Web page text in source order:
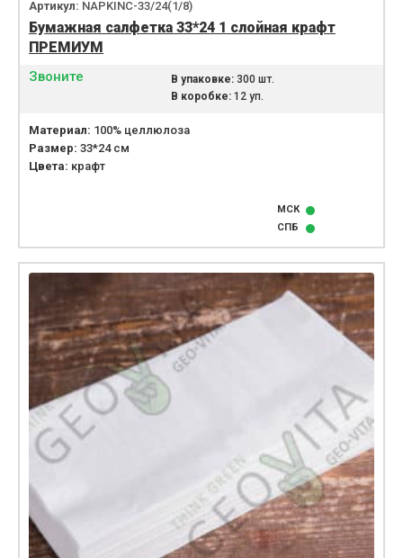
Артикул: NAPKINC-33/24(1/8)
Бумажная салфетка 33*24 1 слойная крафт
ПРЕМИУМ
Звоните В упаковке:300 шт.
В коробке:12 уп.
Материал: 100% целлюлоза
Размер: 33*24 см
Цвета: крафт
МСК
СПБ